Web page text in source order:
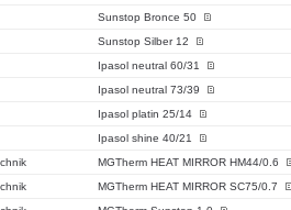
Sunstop Bronce 50
Sunstop Silber 12
Ipasol neutral 60/31
Ipasol neutral 73/39
Ipasol platin 25/14
Ipasol shine 40/21
MGTherm HEAT MIRROR HM44/0.6
MGTherm HEAT MIRROR SC75/0.7